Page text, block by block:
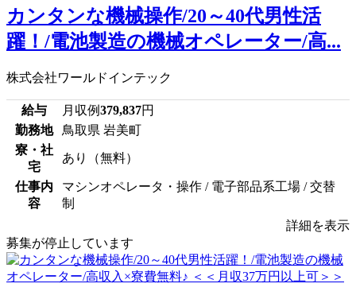
カンタンな機械操作/20～40代男性活
躍！/電池製造の機械オペレーター/高...
株式会社ワールドインテック
給与 月収例379,837円
勤務地
鳥取県 岩美町
寮・社
宅
あり（無料）
仕事内
容
マシンオペレータ・操作 / 電子部品系工場 / 交替
制
詳細を表示
募集が停止しています